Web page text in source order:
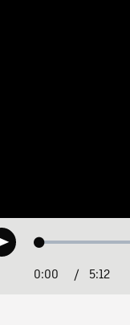
Play Loaded:
Current
0:00 / 5:12